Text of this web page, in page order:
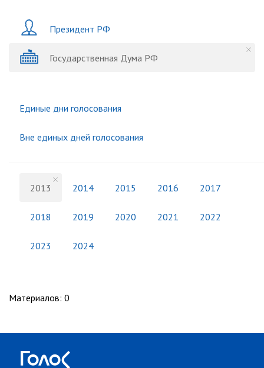
Президент РФ
Государственная Дума РФ
Единые дни голосования
Вне единых дней голосования
2013 2014 2015 2016 2017
2018 2019 2020 2021 2022
2023 2024
Материалов: 0